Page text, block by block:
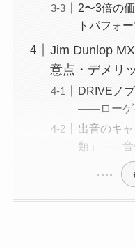
2〜3倍の
トパフォ
Jim Dunlop
意点・デメリ
DRIVEノ
——ローゲ
出音のキ
類」——音